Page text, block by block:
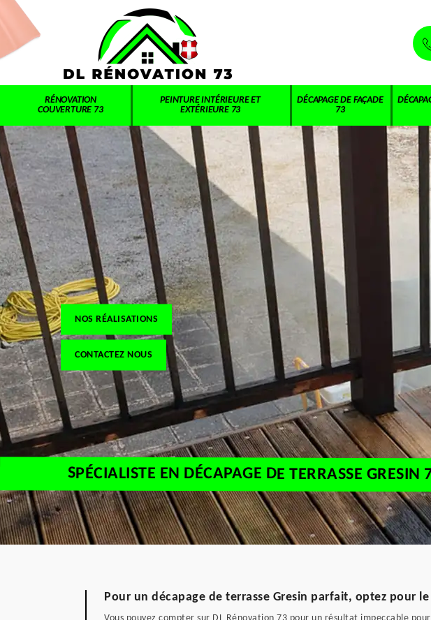
RÉNOVATION
COUVERTURE 73
PEINTURE INTÉRIEURE ET
EXTÉRIEURE 73
DÉCAPAGE DE FAÇADE
73
NOS RÉALISATIONS
CONTACTEZ NOUS
SPÉCIALISTE EN DÉCAPAGE DE TERRASSE GRESIN
Pour un décapage de terrasse Gresin parfait, optez pour